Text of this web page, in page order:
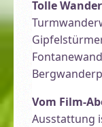
Tolle
Vom Film-
Ausstattung